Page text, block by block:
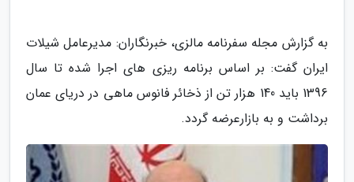
به گزارش مجله سفرنامه مالزی، خبرنگاران: مدیرعامل شیلات
ایران گفت: بر اساس برنامه ریزی های اجرا شده تا سال
1396 باید 140 هزار تن از ذخائر فانوس ماهی در دریای عمان
برداشت و به بازارعرضه گردد.